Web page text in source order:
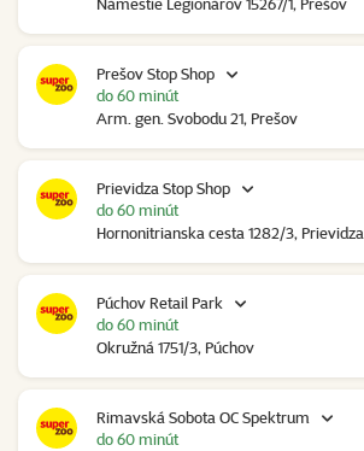
Prešov Stop Shop
Arm. gen. Svobodu 21, Prešov
do 60 minút
Prievidza Stop Shop
Hornonitrianska cesta 1282/3, Prievidza
do 60 minút
Púchov Retail Park
Okružná 1751/3, Púchov
do 60 minút
Rimavská Sobota OC Spektrum
do 60 minút